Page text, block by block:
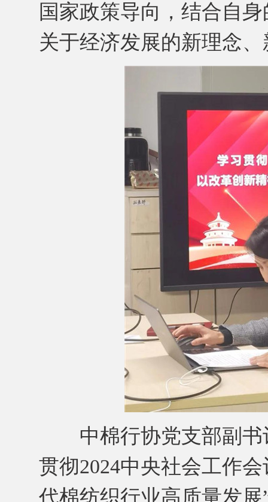
国家政策导向，结合自
关于经济发展的新理念
中棉行协党支部副书
贯彻2024中央社会工作
代棉纺织行业高质量发